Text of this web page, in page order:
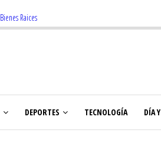
Bienes Raices
DEPORTES TECNOLOGÍA DÍA